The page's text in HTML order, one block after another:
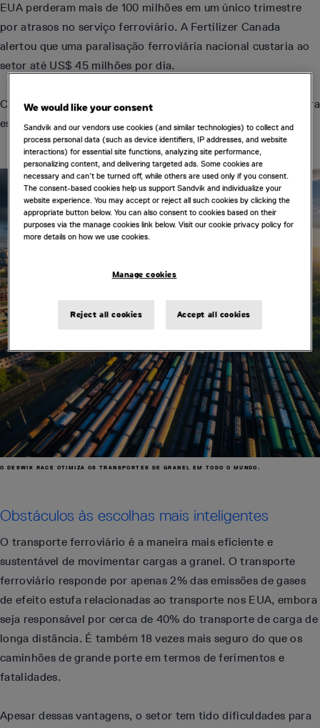
EUA perderam mais de 100 milhões em um único trimestre
por atrasos no serviço ferroviário. A Fertilizer Canada
alertou que uma paralisação ferroviária nacional custaria ao
setor até US$ 45 milhões por dia.
Cada interrupção mina a confiança na ferrovia como primeira
escolha para o transporte a granel.
O DESWIK RACE OTIMIZA OS TRANSPORTES DE GRANEL EM TODO O MUNDO.
Obstáculos às escolhas mais inteligentes
O transporte ferroviário é a maneira mais eficiente e
sustentável de movimentar cargas a granel. O transporte
ferroviário responde por apenas 2% das emissões de gases
de efeito estufa relacionadas ao transporte nos EUA, embora
seja responsável por cerca de 40% do transporte de carga de
longa distância. É também 18 vezes mais seguro do que os
caminhões de grande porte em termos de ferimentos e
fatalidades.
Apesar dessas vantagens, o setor tem tido dificuldades para
We would like your consent
Sandvik and our vendors use cookies (and similar technologies) to collect and
process personal data (such as device identifiers, IP addresses, and website
interactions) for essential site functions, analyzing site performance,
personalizing content, and delivering targeted ads. Some cookies are
necessary and can’t be turned off, while others are used only if you consent.
The consent-based cookies help us support Sandvik and individualize your
website experience. You may accept or reject all such cookies by clicking the
appropriate button below. You can also consent to cookies based on their
purposes via the manage cookies link below. Visit our cookie privacy policy for
more details on how we use cookies.
Manage cookies
Reject all cookies Accept all cookies